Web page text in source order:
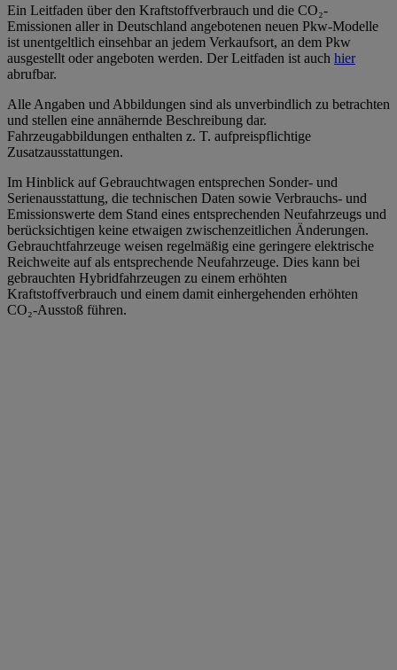
Ein Leitfaden über den Kraftstoffverbrauch und die CO₂-
Emissionen aller in Deutschland angebotenen neuen Pkw-Modelle
ist unentgeltlich einsehbar an jedem Verkaufsort, an dem Pkw
ausgestellt oder angeboten werden. Der Leitfaden ist auch hier
abrufbar.
Alle Angaben und Abbildungen sind als unverbindlich zu betrachten
und stellen eine annähernde Beschreibung dar.
Fahrzeugabbildungen enthalten z. T. aufpreispflichtige
Zusatzausstattungen.
Im Hinblick auf Gebrauchtwagen entsprechen Sonder- und
Serienausstattung, die technischen Daten sowie Verbrauchs- und
Emissionswerte dem Stand eines entsprechenden Neufahrzeugs und
berücksichtigen keine etwaigen zwischenzeitlichen Änderungen.
Gebrauchtfahrzeuge weisen regelmäßig eine geringere elektrische
Reichweite auf als entsprechende Neufahrzeuge. Dies kann bei
gebrauchten Hybridfahrzeugen zu einem erhöhten
Kraftstoffverbrauch und einem damit einhergehenden erhöhten
CO₂-Ausstoß führen.